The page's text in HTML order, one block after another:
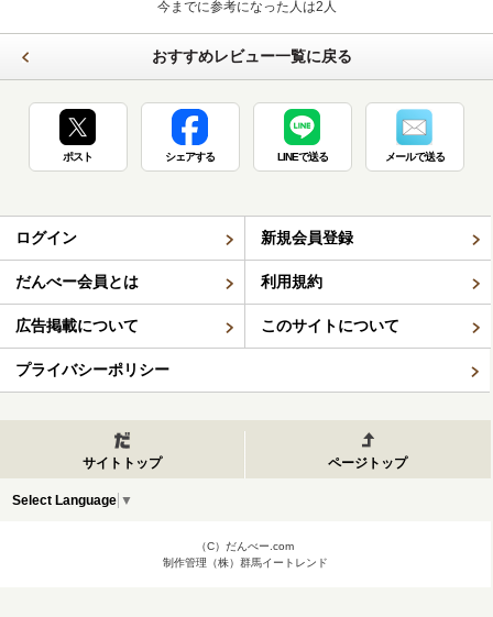
今までに参考になった人は2人
おすすめレビュー一覧に戻る
ポスト シェアする LINEで送る メールで送る
ログイン 新規会員登録
だんべー会員とは 利用規約
広告掲載について このサイトについて
プライバシーポリシー
サイトトップ ページトップ
Select Language ▼
（C）だんべー.com
制作管理（株）群馬イートレンド